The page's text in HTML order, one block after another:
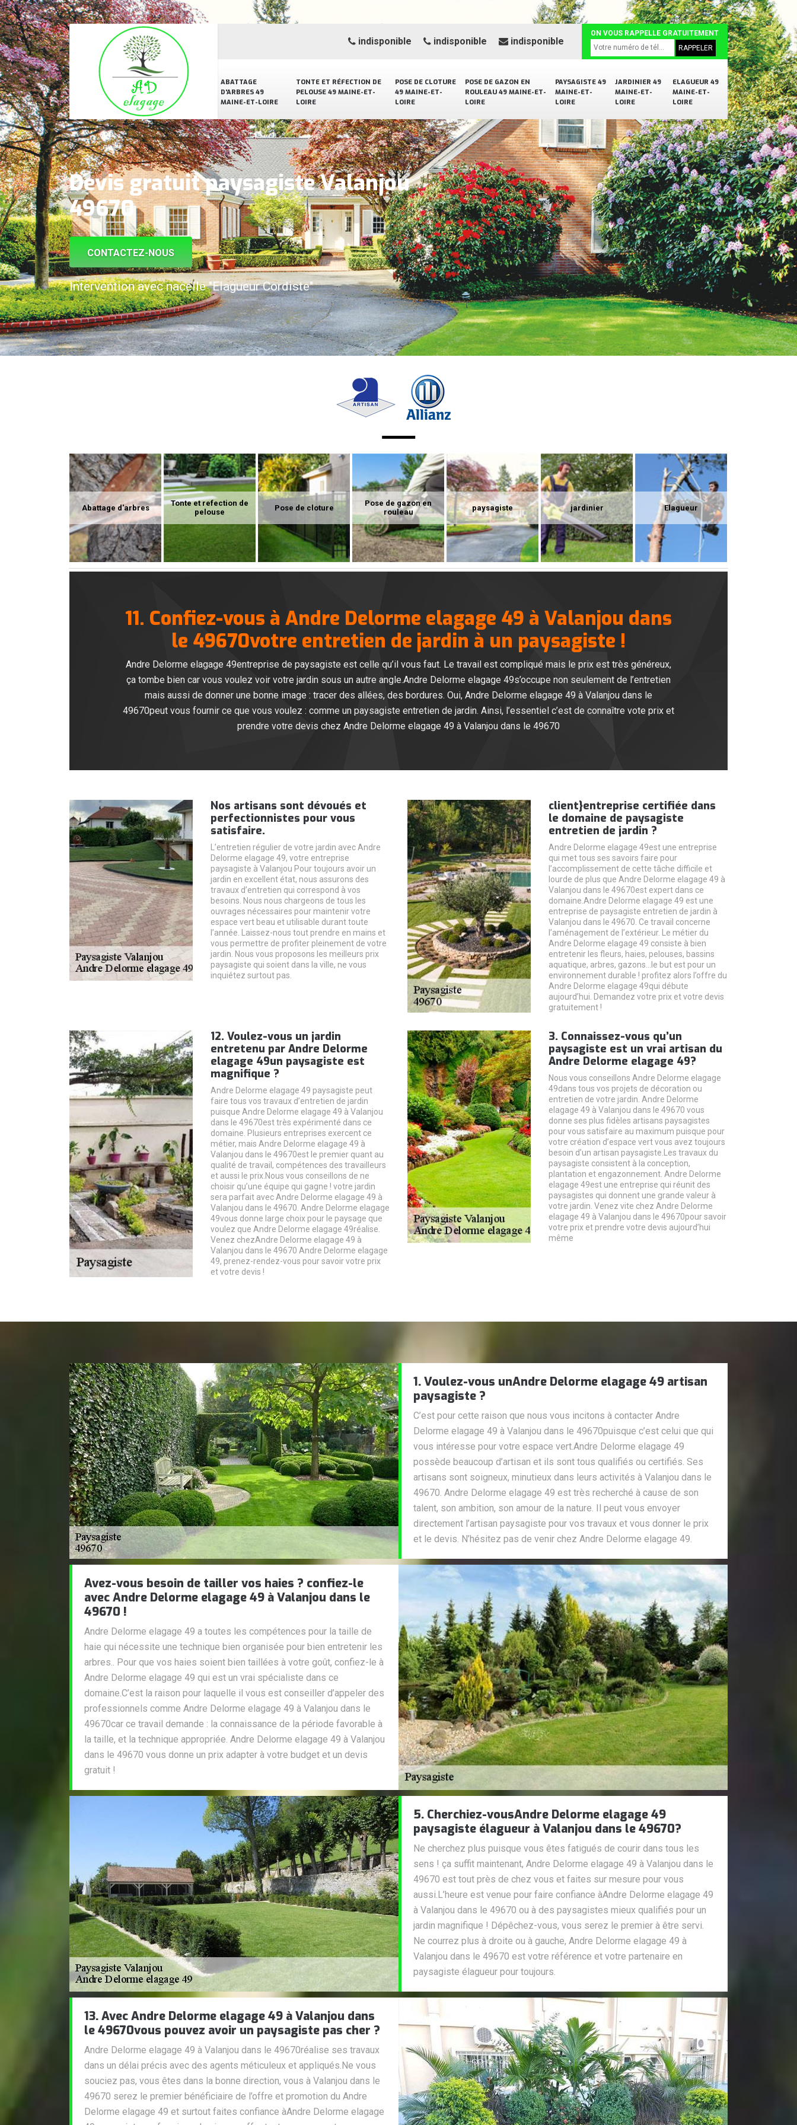
ABATTAGE
D'ARBRES 49
MAINE-ET-LOIRE
TONTE ET RÉFECTION DE
PELOUSE 49 MAINE-ET-
LOIRE
POSE DE CLOTURE
49 MAINE-ET-
LOIRE
POSE DE GAZON EN
ROULEAU 49 MAINE-ET-
LOIRE
PAYSAGISTE 49
MAINE-ET-
LOIRE
JARDINIER 49
MAINE-ET-
LOIRE
ELAGUEUR 49
MAINE-ET-
LOIRE
indisponible indisponible indisponible
ON VOUS RAPPELLE GRATUITEMENT
Devis gratuit paysagiste Valanjou
49670
CONTACTEZ-NOUS
Intervention avec nacelle "Elagueur Cordiste"
Abattage d'arbres
Tonte et refection de
pelouse
Pose de cloture
Pose de gazon en
rouleau
paysagiste jardinier Elagueur
11. Confiez-vous à Andre Delorme elagage 49 à Valanjou dans
le 49670votre entretien de jardin à un paysagiste !
Andre Delorme elagage 49entreprise de paysagiste est celle qu’il vous faut. Le travail est compliqué mais le prix est très généreux,
ça tombe bien car vous voulez voir votre jardin sous un autre angle.Andre Delorme elagage 49s’occupe non seulement de l’entretien
mais aussi de donner une bonne image : tracer des allées, des bordures. Oui, Andre Delorme elagage 49 à Valanjou dans le
49670peut vous fournir ce que vous voulez : comme un paysagiste entretien de jardin. Ainsi, l’essentiel c’est de connaître vote prix et
prendre votre devis chez Andre Delorme elagage 49 à Valanjou dans le 49670
Nos artisans sont dévoués et
perfectionnistes pour vous
satisfaire.
L’entretien régulier de votre jardin avec Andre
Delorme elagage 49, votre entreprise
paysagiste à Valanjou Pour toujours avoir un
jardin en excellent état, nous assurons des
travaux d’entretien qui correspond à vos
besoins. Nous nous chargeons de tous les
ouvrages nécessaires pour maintenir votre
espace vert beau et utilisable durant toute
l’année. Laissez-nous tout prendre en mains et
vous permettre de profiter pleinement de votre
jardin. Nous vous proposons les meilleurs prix
paysagiste qui soient dans la ville, ne vous
inquiétez surtout pas.
client}entreprise certifiée dans
le domaine de paysagiste
entretien de jardin ?
Andre Delorme elagage 49est une entreprise
qui met tous ses savoirs faire pour
l’accomplissement de cette tâche difficile et
lourde de plus que Andre Delorme elagage 49 à
Valanjou dans le 49670est expert dans ce
domaine.Andre Delorme elagage 49 est une
entreprise de paysagiste entretien de jardin à
Valanjou dans le 49670. Ce travail concerne
l’aménagement de l’extérieur. Le métier du
Andre Delorme elagage 49 consiste à bien
entretenir les fleurs, haies, pelouses, bassins
aquatique, arbres, gazons…le but est pour un
environnement durable ! profitez alors l’offre du
Andre Delorme elagage 49qui débute
aujourd’hui. Demandez votre prix et votre devis
gratuitement !
12. Voulez-vous un jardin
entretenu par Andre Delorme
elagage 49un paysagiste est
magnifique ?
Andre Delorme elagage 49 paysagiste peut
faire tous vos travaux d’entretien de jardin
puisque Andre Delorme elagage 49 à Valanjou
dans le 49670est très expérimenté dans ce
domaine. Plusieurs entreprises exercent ce
métier, mais Andre Delorme elagage 49 à
Valanjou dans le 49670est le premier quant au
qualité de travail, compétences des travailleurs
et aussi le prix.Nous vous conseillons de ne
choisir qu’une équipe qui gagne ! votre jardin
sera parfait avec Andre Delorme elagage 49 à
Valanjou dans le 49670. Andre Delorme elagage
49vous donne large choix pour le paysage que
voulez que Andre Delorme elagage 49réalise.
Venez chezAndre Delorme elagage 49 à
Valanjou dans le 49670 Andre Delorme elagage
49, prenez-rendez-vous pour savoir votre prix
et votre devis !
3. Connaissez-vous qu’un
paysagiste est un vrai artisan du
Andre Delorme elagage 49?
Nous vous conseillons Andre Delorme elagage
49dans tous vos projets de décoration ou
entretien de votre jardin. Andre Delorme
elagage 49 à Valanjou dans le 49670 vous
donne ses plus fidèles artisans paysagistes
pour vous satisfaire au maximum puisque pour
votre création d’espace vert vous avez toujours
besoin d’un artisan paysagiste.Les travaux du
paysagiste consistent à la conception,
plantation et engazonnement. Andre Delorme
elagage 49est une entreprise qui réunit des
paysagistes qui donnent une grande valeur à
votre jardin. Venez vite chez Andre Delorme
elagage 49 à Valanjou dans le 49670pour savoir
votre prix et prendre votre devis aujourd’hui
même
1. Voulez-vous unAndre Delorme elagage 49 artisan
paysagiste ?
C’est pour cette raison que nous vous incitons à contacter Andre
Delorme elagage 49 à Valanjou dans le 49670puisque c’est celui que qui
vous intéresse pour votre espace vert.Andre Delorme elagage 49
possède beaucoup d’artisan et ils sont tous qualifiés ou certifiés. Ses
artisans sont soigneux, minutieux dans leurs activités à Valanjou dans le
49670. Andre Delorme elagage 49 est très recherché à cause de son
talent, son ambition, son amour de la nature. Il peut vous envoyer
directement l’artisan paysagiste pour vos travaux et vous donner le prix
et le devis. N’hésitez pas de venir chez Andre Delorme elagage 49.
Avez-vous besoin de tailler vos haies ? confiez-le
avec Andre Delorme elagage 49 à Valanjou dans le
49670 !
Andre Delorme elagage 49 a toutes les compétences pour la taille de
haie qui nécessite une technique bien organisée pour bien entretenir les
arbres.. Pour que vos haies soient bien taillées à votre goût, confiez-le à
Andre Delorme elagage 49 qui est un vrai spécialiste dans ce
domaine.C’est la raison pour laquelle il vous est conseiller d’appeler des
professionnels comme Andre Delorme elagage 49 à Valanjou dans le
49670car ce travail demande : la connaissance de la période favorable à
la taille, et la technique appropriée. Andre Delorme elagage 49 à Valanjou
dans le 49670 vous donne un prix adapter à votre budget et un devis
gratuit !
5. Cherchiez-vousAndre Delorme elagage 49
paysagiste élagueur à Valanjou dans le 49670?
Ne cherchez plus puisque vous êtes fatigués de courir dans tous les
sens ! ça suffit maintenant, Andre Delorme elagage 49 à Valanjou dans le
49670 est tout près de chez vous et faites sur mesure pour vous
aussi.L’heure est venue pour faire confiance àAndre Delorme elagage 49
à Valanjou dans le 49670 ou à des paysagistes mieux qualifiés pour un
jardin magnifique ! Dépêchez-vous, vous serez le premier à être servi.
Ne courrez plus à droite ou à gauche, Andre Delorme elagage 49 à
Valanjou dans le 49670 est votre référence et votre partenaire en
paysagiste élagueur pour toujours.
13. Avec Andre Delorme elagage 49 à Valanjou dans
le 49670vous pouvez avoir un paysagiste pas cher ?
Andre Delorme elagage 49 à Valanjou dans le 49670réalise ses travaux
dans un délai précis avec des agents méticuleux et appliqués.Ne vous
souciez pas, vous êtes dans la bonne direction, vous à Valanjou dans le
49670 serez le premier bénéficiaire de l’offre et promotion du Andre
Delorme elagage 49 et surtout faites confiance àAndre Delorme elagage